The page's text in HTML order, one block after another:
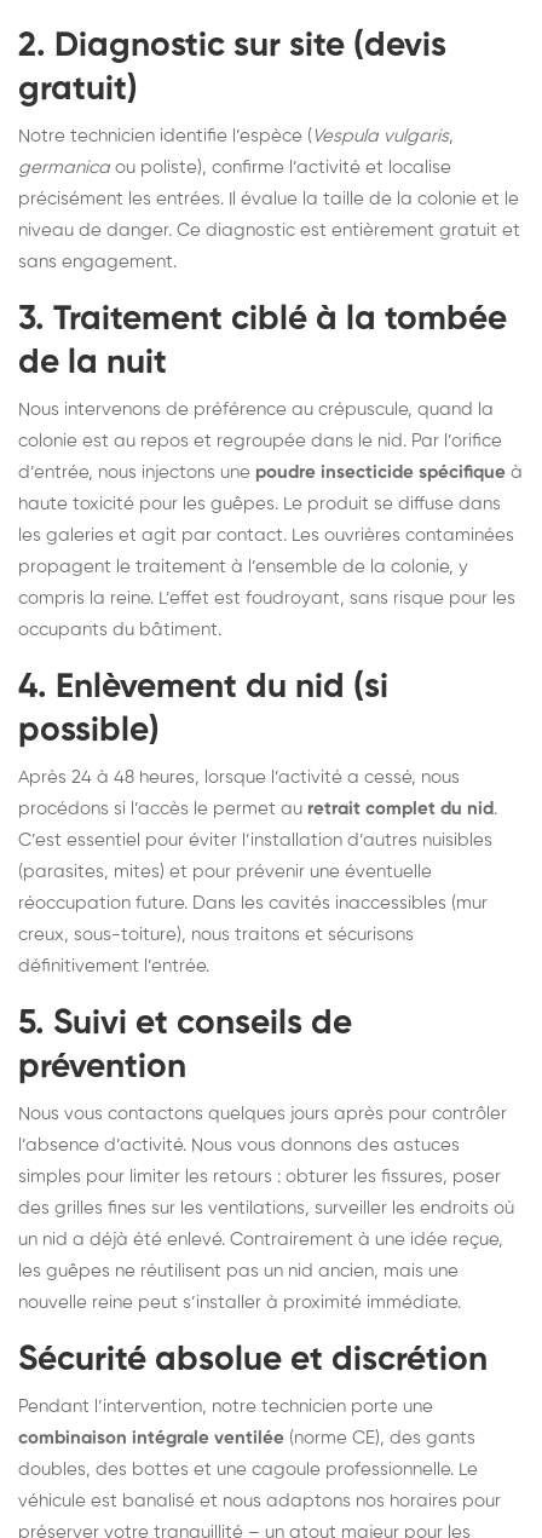
2. Diagnostic sur site (devis
gratuit)
Notre technicien identifie l’espèce ( Vespula vulgaris,
germanica ou poliste), confirme l’activité et localise
précisément les entrées. Il évalue la taille de la colonie et le
niveau de danger. Ce diagnostic est entièrement gratuit et
sans engagement.
3. Traitement ciblé à la tombée
de la nuit
Nous intervenons de préférence au crépuscule, quand la
colonie est au repos et regroupée dans le nid. Par l’orifice
d’entrée, nous injectons une poudre insecticide spécifique à
haute toxicité pour les guêpes. Le produit se diffuse dans
les galeries et agit par contact. Les ouvrières contaminées
propagent le traitement à l’ensemble de la colonie, y
compris la reine. L’effet est foudroyant, sans risque pour les
occupants du bâtiment.
4. Enlèvement du nid (si
possible)
Après 24 à 48 heures, lorsque l’activité a cessé, nous
procédons si l’accès le permet au retrait complet du nid .
C’est essentiel pour éviter l’installation d’autres nuisibles
(parasites, mites) et pour prévenir une éventuelle
réoccupation future. Dans les cavités inaccessibles (mur
creux, sous-toiture), nous traitons et sécurisons
définitivement l’entrée.
5. Suivi et conseils de
prévention
Nous vous contactons quelques jours après pour contrôler
l’absence d’activité. Nous vous donnons des astuces
simples pour limiter les retours : obturer les fissures, poser
des grilles fines sur les ventilations, surveiller les endroits où
un nid a déjà été enlevé. Contrairement à une idée reçue,
les guêpes ne réutilisent pas un nid ancien, mais une
nouvelle reine peut s’installer à proximité immédiate.
Sécurité absolue et discrétion
Pendant l’intervention, notre technicien porte une
combinaison intégrale ventilée (norme CE), des gants
doubles, des bottes et une cagoule professionnelle. Le
véhicule est banalisé et nous adaptons nos horaires pour
préserver votre tranquillité – un atout majeur pour les